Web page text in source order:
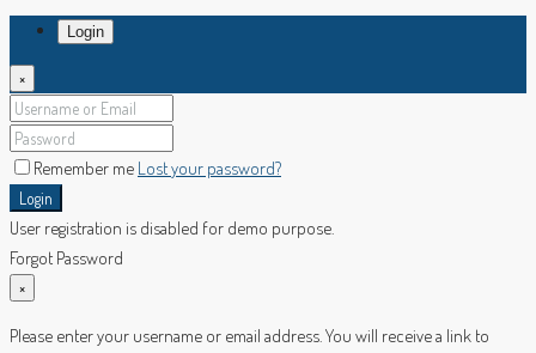
Login
×
Remember me Lost your password?
Login
User registration is disabled for demo purpose.
Forgot Password
×
Please enter your username or email address. You will receive a link to